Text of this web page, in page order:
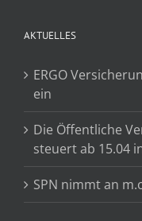
AKTUELLES
ERGO
ein
Die Öffentliche
steuert ab 15.04
SPN nimmt an